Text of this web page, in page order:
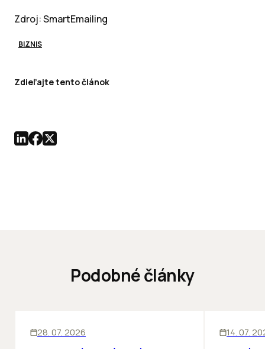
Zdroj: SmartEmailing
BIZNIS
Zdieľajte tento článok
Podobné články
28. 07. 2026 14. 07.